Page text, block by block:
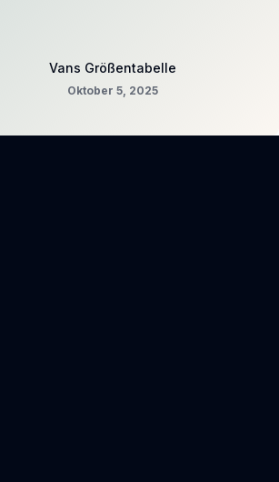
Vans Größentabelle
Oktober 5, 2025